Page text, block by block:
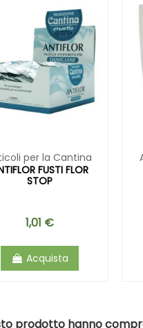
per la Cantina
FUSTI FLOR
STOP
1,01 €
Acquista
prodotto hanno